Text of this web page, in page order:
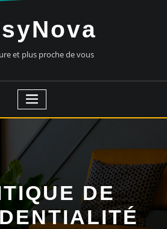
et plus proche de vous
DE